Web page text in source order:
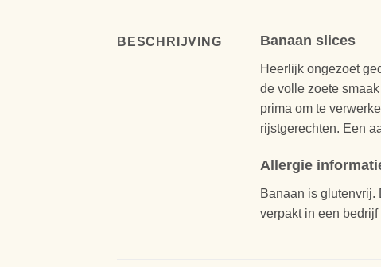
BESCHRIJVING Banaan slices
Heerlijk ongezoet
de volle zoete
prima om te
rijstgerechten. Een
Allergie
Banaan is glutenvrij.
verpakt in een bedrijf